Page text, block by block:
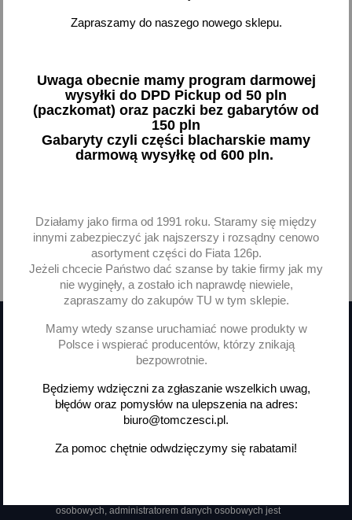
px26d 2sztuki Skoda Fabia
Dodaj
- +
Philips +60% 2szt Skoda
Brak na stanie
Pokazano 1-2 z 2 pozycji
Powrót do góry
Otrzymuj informację o nowościach
Możesz zrezygnować w każdej chwili. W tym celu
osobowych, administratorem danych osobowych jest
Zapraszamy do naszego nowego sklepu.
Uwaga obecnie mamy program darmowej
wysyłki do DPD Pickup od 50 pln
(paczkomat) oraz paczki bez gabarytów od
150 pln
Gabaryty czyli części blacharskie mamy
darmową wysyłkę od 600 pln.
Działamy jako firma od 1991 roku. Staramy się między
innymi zabezpieczyć jak najszerszy i rozsądny cenowo
asortyment części do Fiata 126p.
Jeżeli chcecie Państwo dać szanse by takie firmy jak my
nie wyginęły, a zostało ich naprawdę niewiele,
zapraszamy do zakupów TU w tym sklepie.
Mamy wtedy szanse uruchamiać nowe produkty w
Polsce i wspierać producentów, którzy znikają
bezpowrotnie.
Będziemy wdzięczni za zgłaszanie wszelkich uwag,
błędów oraz pomysłów na ulepszenia na adres:
biuro@tomczesci.pl.
Za pomoc chętnie odwdzięczymy się rabatami!